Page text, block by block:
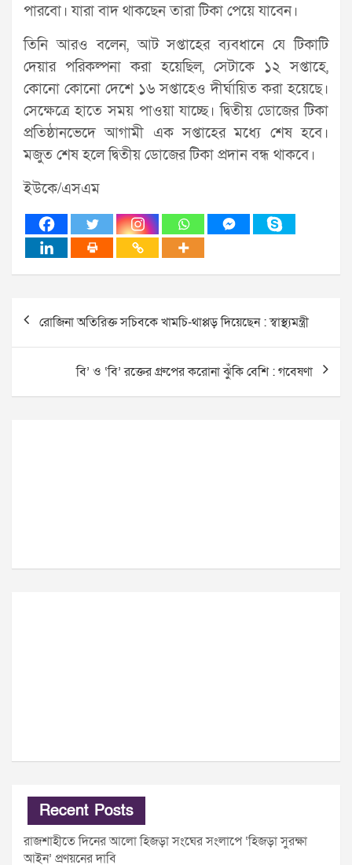
পারবো। যারা বাদ থাকছেন তারা টিকা পেয়ে যাবেন।
তিনি আরও বলেন, আট সপ্তাহের ব্যবধানে যে টিকাটি
দেয়ার পরিকল্পনা করা হয়েছিল, সেটাকে ১২ সপ্তাহে,
কোনো কোনো দেশে ১৬ সপ্তাহেও দীর্ঘায়িত করা হয়েছে।
সেক্ষেত্রে হাতে সময় পাওয়া যাচ্ছে। দ্বিতীয় ডোজের টিকা
প্রতিষ্ঠানভেদে আগামী এক সপ্তাহের মধ্যে শেষ হবে।
মজুত শেষ হলে দ্বিতীয় ডোজের টিকা প্রদান বন্ধ থাকবে।
ইউকে/এসএম
Post
navigation
রোজিনা অতিরিক্ত সচিবকে খামচি-থাপ্পড় দিয়েছেন : স্বাস্থ্যমন্ত্রী
বি’ ও ‘বি’ রক্তের গ্রুপের করোনা ঝুঁকি বেশি : গবেষণা
Recent Posts
রাজশাহীতে দিনের আলো হিজড়া সংঘের সংলাপে ‘হিজড়া সুরক্ষা
আইন’ প্রণয়নের দাবি